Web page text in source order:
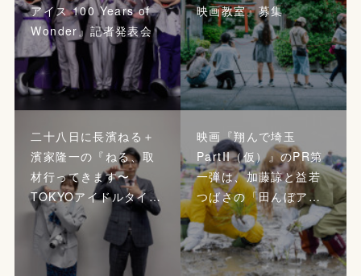
アイス 100 Years of
Wonder』記者発表会
映画教室』募集
二十八日に長濱ねる＋
濱家隆一の『ねる、取
材行ってきます〜
TOKYOアイドルタイ…
映画『翔んで埼玉
PartII（仮）』のPR第
一弾は、加藤諒と益若
つばさの「田んぼア…